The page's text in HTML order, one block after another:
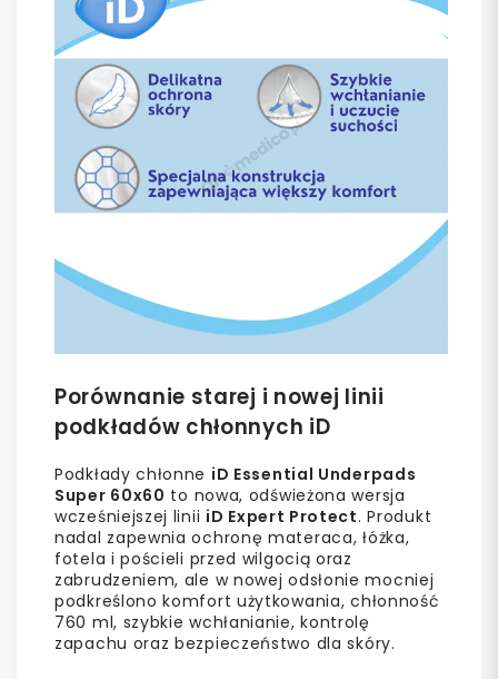
Porównanie starej i nowej linii
podkładów chłonnych iD
Podkłady chłonne iD Essential Underpads
Super 60x60 to nowa, odświeżona wersja
wcześniejszej linii iD Expert Protect. Produkt
nadal zapewnia ochronę materaca, łóżka,
fotela i pościeli przed wilgocią oraz
zabrudzeniem, ale w nowej odsłonie mocniej
podkreślono komfort użytkowania, chłonność
760 ml, szybkie wchłanianie, kontrolę
zapachu oraz bezpieczeństwo dla skóry.